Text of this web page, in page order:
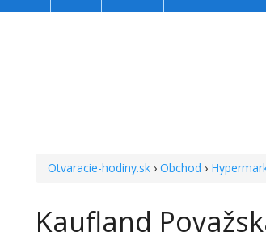
Otvaracie-hodiny.sk ›Obchod ›
Kaufland